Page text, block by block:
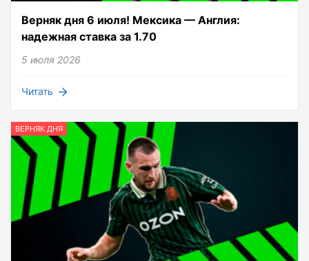
Верняк дня 6 июля! Мексика — Англия:
надежная ставка за 1.70
5 июля 2026
Читать
ВЕРНЯК ДНЯ